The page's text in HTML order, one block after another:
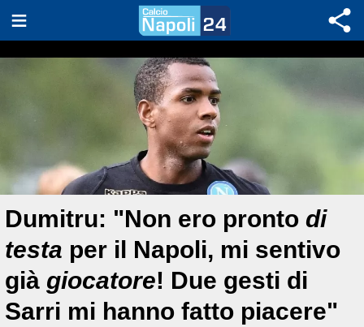
Dumitru: "Non ero pronto di
testa per il Napoli, mi sentivo
già giocatore! Due gesti di
Sarri mi hanno fatto piacere"